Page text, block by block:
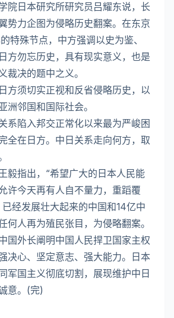
日本研究所研究员吕耀东说，长
势力企图为侵略历史翻案。在东京
特殊节点，中方强调以史为鉴、
方勿忘历史，具有现实意义，也是
裁决的题中之义。
须切实正视和反省侵略历史，以
洲邻国和国际社会。
陷入邦交正常化以来最为严峻困
全在日方。中日关系走向何方，取
指出，“希望广大的日本人民能
许今天再有人自不量力，重蹈覆
经发展壮大起来的中国和14亿中
何人再为殖民张目，为侵略翻案。
外长阐明中国人民捍卫国家主权
决心、坚定意志、强大能力。日本
军国主义彻底切割，展现维护中日
意。(完)